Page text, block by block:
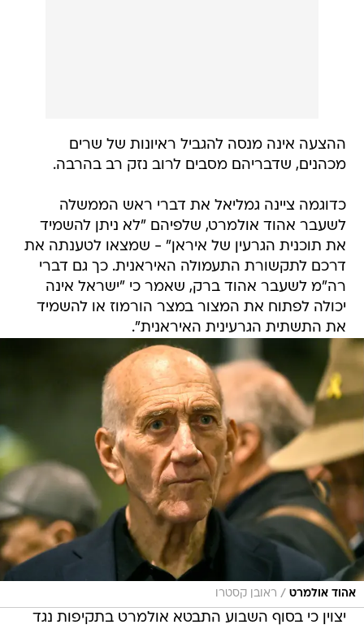
ההצעה אינה מנסה להגביל ראיונות של שרים
מכהנים, שדבריהם מסבים לרוב נזק רב בהרבה.
כדוגמה ציינה גמליאל את דברי ראש הממשלה
לשעבר אהוד אולמרט, שלפיהם "לא ניתן להשמיד
את תוכנית הגרעין של איראן" - שמצאו לטענתה את
דרכם לתקשורת התעמולה האיראנית. כך גם דברי
רה"מ לשעבר אהוד ברק, שאמר כי "ישראל אינה
יכולה לפתוח את המצור במצר הורמוז או להשמיד
את התשתית הגרעינית האיראנית".
אהוד אולמרט / ראובן קסטרו
יצוין כי בסוף השבוע התבטא אולמרט בתקיפות נגד